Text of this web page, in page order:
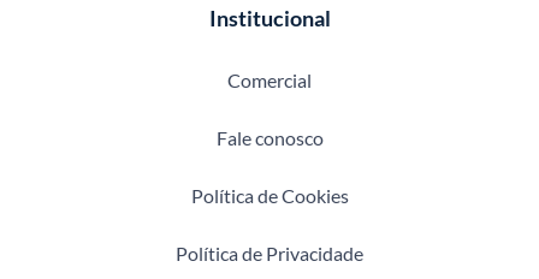
Institucional
Comercial
Fale conosco
Política de Cookies
Política de Privacidade